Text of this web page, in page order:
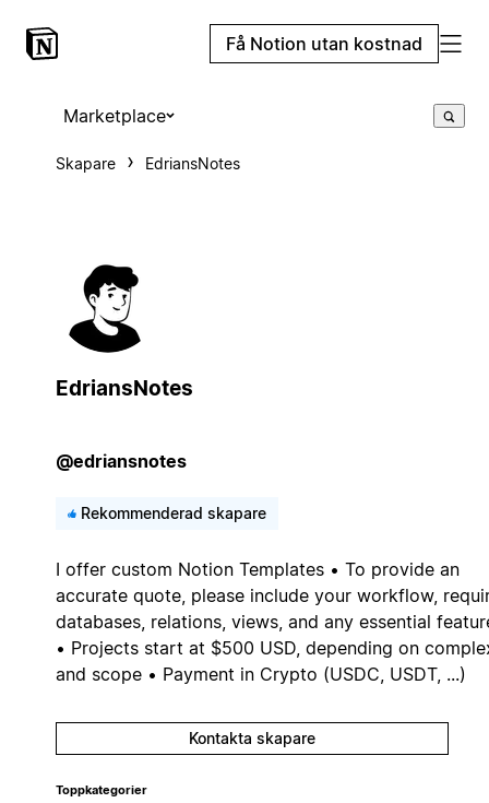
Få Notion utan kostnad
Marketplace
Skapare EdriansNotes
EdriansNotes
@edriansnotes
Rekommenderad skapare
I offer custom Notion Templates • To provide an
accurate quote, please include your workflow,
databases, relations, views, and any essential
• Projects start at $500 USD, depending on
and scope • Payment in Crypto (USDC, USDT, ...)
Kontakta skapare
Toppkategorier